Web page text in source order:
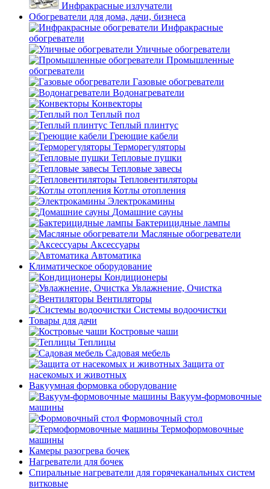
Инфракрасные излучатели
Обогреватели для дома, дачи, бизнеса
Инфракрасные
обогреватели
Уличные обогреватели
Промышленные
обогреватели
Газовые обогреватели
Водонагреватели
Конвекторы
Теплый пол
Теплый плинтус
Греющие кабели
Терморегуляторы
Тепловые пушки
Тепловые завесы
Тепловентиляторы
Котлы отопления
Электрокамины
Домашние сауны
Бактерицидные лампы
Масляные обогреватели
Аксессуары
Автоматика
Климатическое оборудование
Кондиционеры
Увлажнение, Очистка
Вентиляторы
Системы водоочистки
Товары для дачи
Костровые чаши
Теплицы
Садовая мебель
Защита от
насекомых и животных
Вакуумная формовка оборудование
Вакуум-формовочные
машины
Формовочный стол
Термоформовочные
машины
Камеры разогрева бочек
Нагреватели для бочек
Спиральные нагреватели для горячеканальных систем
витковые